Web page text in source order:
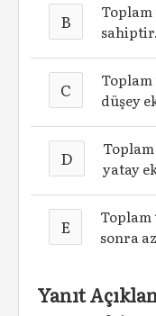
B
Toplam
sahiptir.
C
düşey
D
yatay
E
Toplam
sonra
Yanıt